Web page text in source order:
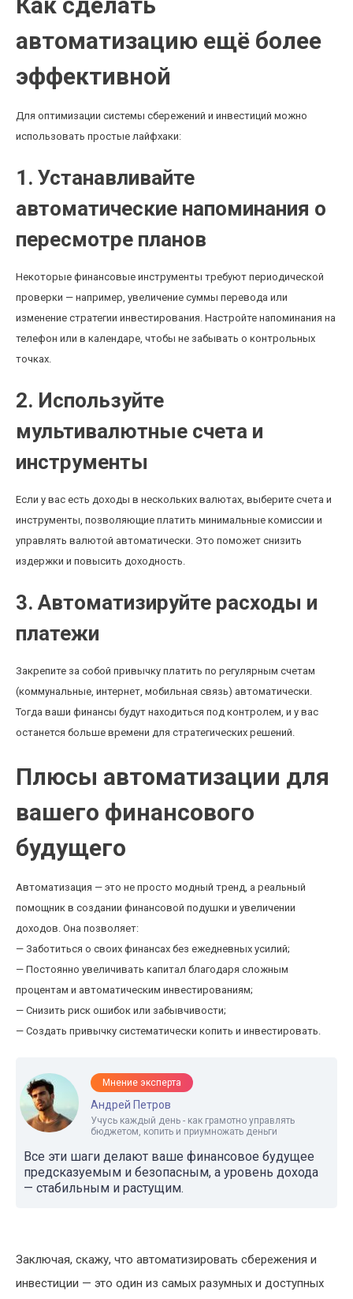
автоматизацию ещё более
эффективной
Для оптимизации системы сбережений и инвестиций можно
использовать простые лайфхаки:
1. Устанавливайте
автоматические напоминания о
пересмотре планов
Некоторые финансовые инструменты требуют периодической
проверки — например, увеличение суммы перевода или
изменение стратегии инвестирования. Настройте напоминания на
телефон или в календаре, чтобы не забывать о контрольных
точках.
2. Используйте
мультивалютные счета и
инструменты
Если у вас есть доходы в нескольких валютах, выберите счета и
инструменты, позволяющие платить минимальные комиссии и
управлять валютой автоматически. Это поможет снизить
издержки и повысить доходность.
3. Автоматизируйте расходы и
платежи
Закрепите за собой привычку платить по регулярным счетам
(коммунальные, интернет, мобильная связь) автоматически.
Тогда ваши финансы будут находиться под контролем, и у вас
останется больше времени для стратегических решений.
Плюсы автоматизации для
вашего финансового
будущего
Автоматизация — это не просто модный тренд, а реальный
помощник в создании финансовой подушки и увеличении
доходов. Она позволяет:
— Заботиться о своих финансах без ежедневных усилий;
— Постоянно увеличивать капитал благодаря сложным
процентам и автоматическим инвестированиям;
— Снизить риск ошибок или забывчивости;
— Создать привычку систематически копить и инвестировать.
Мнение эксперта
Андрей Петров
Учусь каждый день - как грамотно управлять
бюджетом, копить и приумножать деньги
Все эти шаги делают ваше финансовое будущее
предсказуемым и безопасным, а уровень дохода
— стабильным и растущим.
Заключая, скажу, что автоматизировать сбережения и
инвестиции — это один из самых разумных и доступных